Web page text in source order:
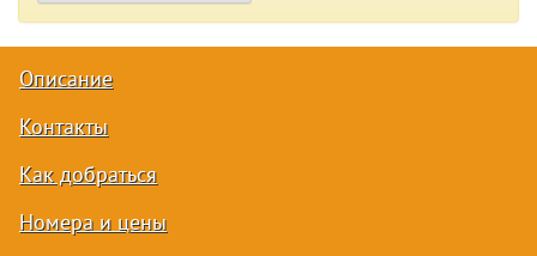
Описание
Контакты
Как добраться
Номера и цены